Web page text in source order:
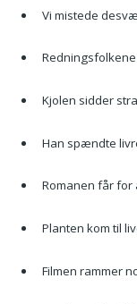
Vi mistede
Kjolen sidder
Han spændte
Romanen får for
Planten kom til
Filmen rammer